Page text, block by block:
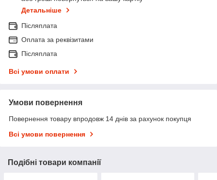
Детальніше
Післяплата
Оплата за реквізитами
Післяплата
Всі умови оплати
Умови повернення
Повернення товару впродовж 14 днів за рахунок покупця
Всі умови повернення
Подібні товари компанії